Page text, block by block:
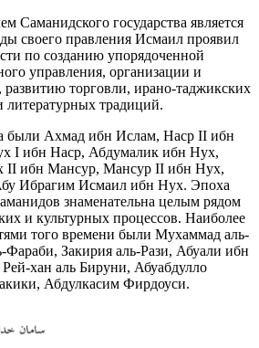
Саманидского государства является
своего правления Исмаил проявил
по созданию упорядоченной
управления, организации и
развитию торговли, ирано-таджикских
литературных традиций.
были Ахмад ибн Ислам, Наср II ибн
I ибн Наср, Абдумалик ибн Нух,
II ибн Мансур, Мансур II ибн Нух,
Ибрагим Исмаил ибн Нух. Эпоха
знаменательна целым рядом
и культурных процессов. Наиболее
того времени были Мухаммад аль-
Закирия аль-Рази, Абуали ибн
хан аль Бируни, Абуабдулло
Абдулкасим Фирдоуси.